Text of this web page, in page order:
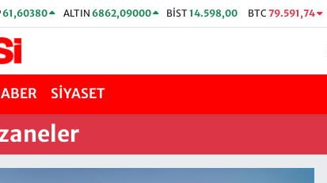
61,60380 ALTIN 6862,09000 BİST14.598,00 BTC 79.591,74
SİYASET